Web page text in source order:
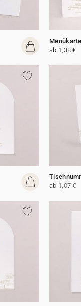
Menükarte
ab 1,38 €
ab 1,07 €